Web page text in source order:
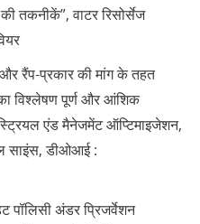
तकनीकें”, वाटर रिसोर्सेज
और रैंप-प्रकार की मांग के तहत
का विश्लेषण पूर्ण और आंशिक
एंड मैनेजमेंट ऑप्टिमाइजेशन,
साइंस, डीओआई :
पॉलिसी अंडर प्रिजर्वेशन